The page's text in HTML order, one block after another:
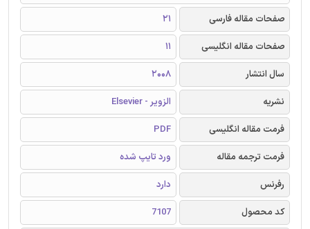
صفحات مقاله فارسی
21
صفحات مقاله انگلیسی
11
سال انتشار
2008
نشریه
الزویر - Elsevier
فرمت مقاله انگلیسی
PDF
فرمت ترجمه مقاله
ورد تایپ شده
رفرنس
دارد
کد محصول
7107